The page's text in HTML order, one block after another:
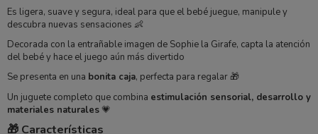
Es ligera, suave y segura, ideal para que el bebé juegue, manipule y
descubra nuevas sensaciones 👶
Decorada con la entrañable imagen de Sophie la Girafe, capta la atención
del bebé y hace el juego aún más divertido
Se presenta en una bonita caja, perfecta para regalar 🎁
Un juguete completo que combina estimulación sensorial, desarrollo y
materiales naturales💗
🎁 Características